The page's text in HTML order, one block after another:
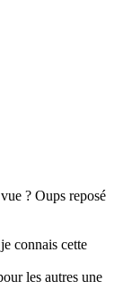
? Oups reposé
connais cette
les autres une